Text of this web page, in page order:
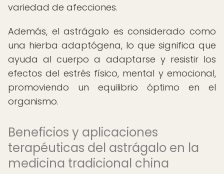
variedad de afecciones.
Además, el astrágalo es considerado como
una hierba adaptógena, lo que significa que
ayuda al cuerpo a adaptarse y resistir los
efectos del estrés físico, mental y emocional,
promoviendo un equilibrio óptimo en el
organismo.
Beneficios y aplicaciones
terapéuticas del astrágalo en la
medicina tradicional china